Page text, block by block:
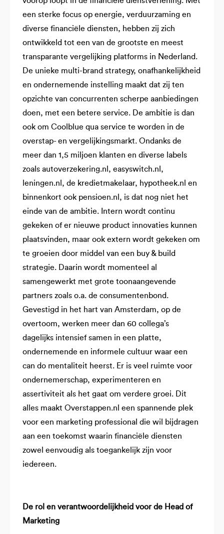
een sterke focus op energie, verduurzaming en
diverse financiële diensten, hebben zij zich
ontwikkeld tot een van de grootste en meest
transparante vergelijking platforms in Nederland.
De unieke multi-brand strategy, onafhankelijkheid
en ondernemende instelling maakt dat zij ten
opzichte van concurrenten scherpe aanbiedingen
doen, met een betere service. De ambitie is dan
ook om Coolblue qua service te worden in de
overstap- en vergelijkingsmarkt. Ondanks de
meer dan 1,5 miljoen klanten en diverse labels
zoals autoverzekering.nl, easyswitch.nl,
leningen.nl, de kredietmakelaar, hypotheek.nl en
binnenkort ook pensioen.nl, is dat nog niet het
einde van de ambitie. Intern wordt continu
gekeken of er nieuwe product innovaties kunnen
plaatsvinden, maar ook extern wordt gekeken om
te groeien door middel van een buy & build
strategie. Daarin wordt momenteel al
samengewerkt met grote toonaangevende
partners zoals o.a. de consumentenbond.
Gevestigd in het hart van Amsterdam, op de
overtoom, werken meer dan 60 collega’s
dagelijks intensief samen in een platte,
ondernemende en informele cultuur waar een
can do mentaliteit heerst. Er is veel ruimte voor
ondernemerschap, experimenteren en
assertiviteit als het gaat om verdere groei. Dit
alles maakt Overstappen.nl een spannende plek
voor een marketing professional die wil bijdragen
aan een toekomst waarin financiële diensten
zowel eenvoudig als toegankelijk zijn voor
iedereen.
De rol en verantwoordelijkheid voor de Head of
Marketing